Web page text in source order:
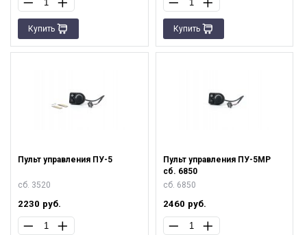
Купить Купить
Пульт управления ПУ-5
сб. 3520
2230 руб.
Пульт управления ПУ-5МР
сб. 6850
сб. 6850
2460 руб.